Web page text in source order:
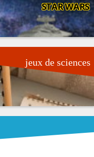
STAR WARS
jeux de sciences